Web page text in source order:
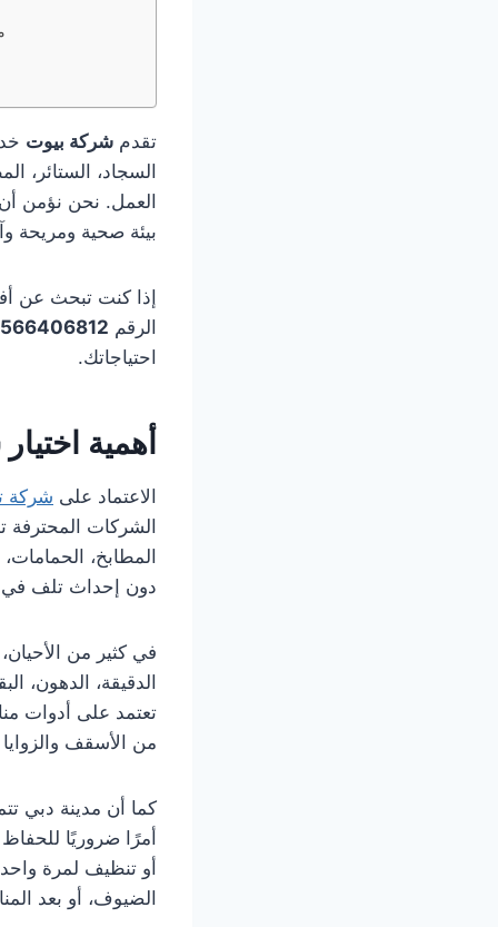
تقدم شركة بيوت
السجاد، الستائر،
العمل. نحن نؤمن
بيئة صحية ومريحة
إذا كنت تبحث عن
الرقم
احتياجاتك.
أهمية
الاعتماد على شركة
الشركات المحترفة
المطابخ،
دون إحداث تلف في
في كثير من
الدقيقة، الدهون،
تعتمد على أدوات
من الأسقف
كما أن مدينة دبي
أمرًا ضروريًا
أو تنظيف لمرة
الضيوف، أو بعد